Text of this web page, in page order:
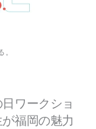
ワークショ
福岡の魅力